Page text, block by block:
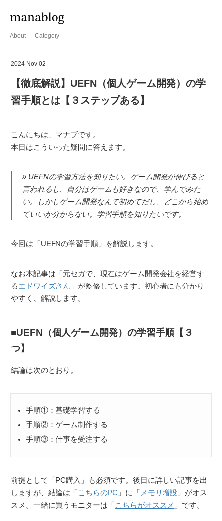
About Category
2024 Nov 02
【徹底解説】UEFN（個人ゲーム開発）の学
習手順とは【３ステップある】
こんにちは、マナブです。
本日はこういった疑問に答えます。
UEFNの学習方法を知りたい。ゲーム開発が伸びると
言われるし、自分はゲームも好きなので、学んでみた
い。しかしゲーム開発なんて初めてだし、どこから始め
ていいか分からない。学習手順を知りたいです。
今回は「UEFNの学習手順」を解説します。
なお本記事は「元セガで、現在はゲーム開発会社を経営す
るエドワイズさん 」が監修しています。初心者にも分かり
やすく、解説します。
UEFN（個人ゲーム開発）の学習手順【３
つ】
結論は次のとおり。
手順①：基礎学習する
手順②：ゲーム制作する
手順③：仕事を受注する
前提として「PC購入」も必須です。後日に詳しい記事を出
しますが、結論は「 こちらのPC 」に「 メモリ増設 」がオス
スメ。一緒に買うモニターは「 こちらがオススメ 」です。